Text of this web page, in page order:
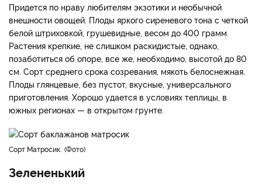
Придется по нраву любителям экзотики и необычной
внешности овощей. Плоды яркого сиреневого тона с четкой
белой штриховкой, грушевидные, весом до 400 грамм.
Растения крепкие, не слишком раскидистые, однако,
позаботиться об опоре, все же, необходимо, высотой до 80
см. Сорт среднего срока созревания, мякоть белоснежная.
Плоды глянцевые, без пустот, вкусные, универсального
приготовления. Хорошо удается в условиях теплицы, в
южных регионах — в открытом грунте.
Сорт Матросик. Фото
Зелененький